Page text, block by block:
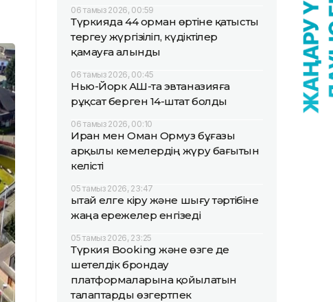
06 тамыз 2026, 00:59
Түркияда 44 орман өртіне қатысты
тергеу жүргізіліп, күдіктілер
қамауға алынды
06 тамыз 2026, 00:45
Нью-Йорк АҚШ-та эвтаназияға
рұқсат берген 14-штат болды
06 тамыз 2026, 00:10
Иран мен Оман Ормуз бұғазы
арқылы кемелердің жүру бағытын
келісті
05 тамыз 2026, 23:47
Қытай елге кіру және шығу тәртібіне
жаңа ережелер енгізеді
05 тамыз 2026, 23:25
Түркия Booking және өзге де
шетелдік брондау
платформаларына қойылатын
талаптарды өзгертпек